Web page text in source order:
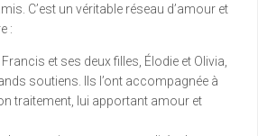
C’est un véritable réseau d’amour et
:
et ses deux filles, Élodie et Olivia,
soutiens. Ils l’ont accompagnée à
traitement, lui apportant amour et